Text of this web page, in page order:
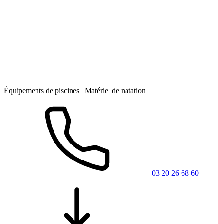
Équipements de piscines | Matériel de natation
03 20 26 68 60